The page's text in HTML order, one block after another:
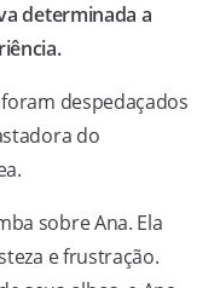
determinada a
despedaçados
do
sobre Ana. Ela
e frustração.